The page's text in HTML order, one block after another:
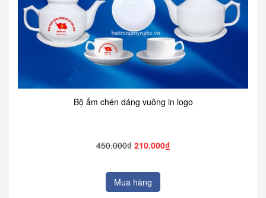
Bộ ấm chén dáng vuông in logo
450.000₫ 210.000₫
Mua hàng